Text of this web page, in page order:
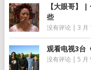
【大眼哥】
些
没有评论 | 3 月
观看电视3台
没有评论 | 5 月